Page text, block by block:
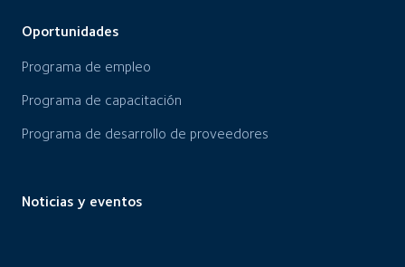
Oportunidades
Programa de empleo
Programa de capacitación
Programa de desarrollo de proveedores
Noticias y eventos